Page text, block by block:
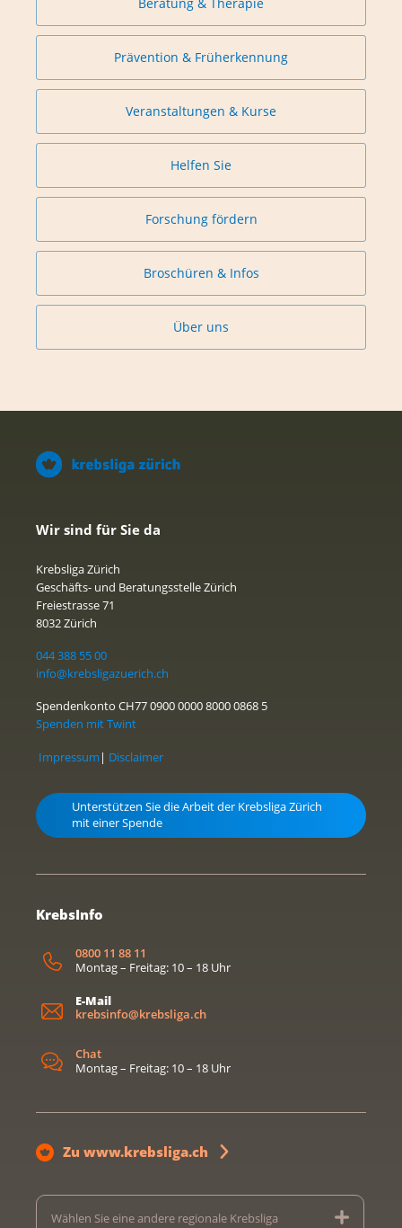
Beratung & Therapie
Prävention & Früherkennung
Veranstaltungen & Kurse
Helfen Sie
Forschung fördern
Broschüren & Infos
Über uns
Wir sind für Sie da
Krebsliga Zürich
Geschäfts- und Beratungsstelle Zürich
Freiestrasse 71
8032 Zürich
044 388 55 00
info@krebsligazuerich.ch
Spendenkonto CH77 0900 0000 8000 0868 5
Spenden mit Twint
Impressum | Disclaimer
Unterstützen Sie die Arbeit der Krebsliga Zürich
mit einer Spende
KrebsInfo
0800 11 88 11
Montag – Freitag: 10 – 18 Uhr
E-Mail
krebsinfo@krebsliga.ch
Chat
Montag – Freitag: 10 – 18 Uhr
Zu www.krebsliga.ch
Wählen Sie eine andere regionale Krebsliga